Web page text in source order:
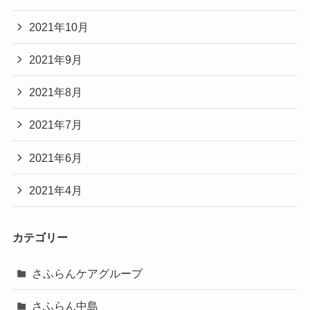
2021年10月
2021年9月
2021年8月
2021年7月
2021年6月
2021年4月
カテゴリー
さふらんケアグループ
さふらん中島